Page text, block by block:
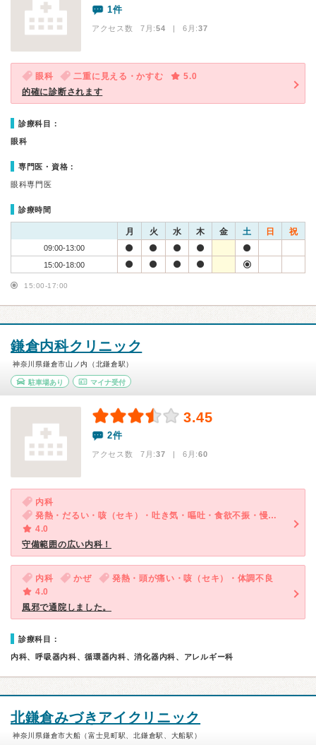
1件
アクセス数 7月:54 | 6月:37
眼科 二重に見える・かすむ
5.0
的確に診断されます
診療科目：
眼科
専門医・資格：
眼科専門医
診療時間
月 火 水 木 金 土 日 祝
09:00-13:00
15:00-18:00
15:00-17:00
鎌倉内科クリニック
神奈川県鎌倉市山ノ内（北鎌倉駅）
駐車場あり マイナ受付
3.45
2件
アクセス数 7月:37 | 6月:60
内科
発熱・だるい・咳（セキ）・吐き気・嘔吐・食欲不振・慢性の下痢
4.0
守備範囲の広い内科！
内科 かぜ
発熱・頭が痛い・咳（セキ）・体調不良
4.0
風邪で通院しました。
診療科目：
内科、呼吸器内科、循環器内科、消化器内科、アレルギー科
北鎌倉みづきアイクリニック
神奈川県鎌倉市大船（富士見町駅、北鎌倉駅、大船駅）